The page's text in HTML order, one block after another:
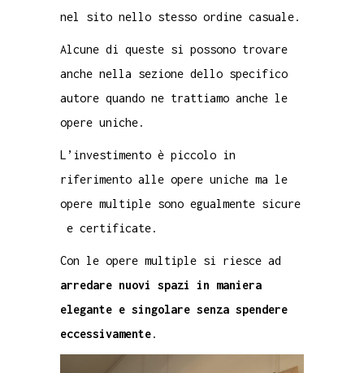
nel sito nello stesso ordine casuale.
Alcune di queste si possono trovare
anche nella sezione dello specifico
autore quando ne trattiamo anche le
opere uniche.
L’investimento è piccolo in
riferimento alle opere uniche ma le
opere multiple sono egualmente sicure
e certificate.
Con le opere multiple si riesce ad
arredare nuovi spazi in maniera
elegante e singolare senza spendere
eccessivamente.